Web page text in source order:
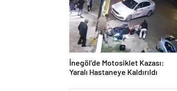
İnegöl’de Motosiklet Kazası:
Yaralı Hastaneye Kaldırıldı